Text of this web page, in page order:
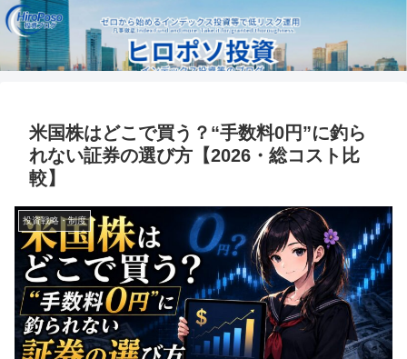
米国株はどこで買う？“手数料0円”に釣ら
れない証券の選び方【2026・総コスト比
較】
投資戦略・制度